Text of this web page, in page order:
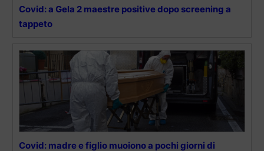
Covid: a Gela 2 maestre positive dopo screening a
tappeto
Covid: madre e figlio muoiono a pochi giorni di